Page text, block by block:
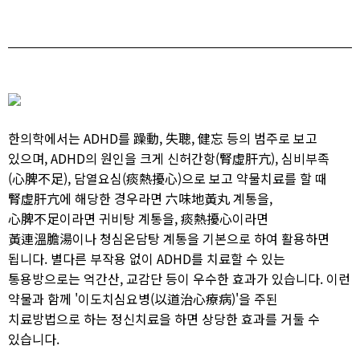
한의학에서는 ADHD를 躁動, 失聰, 健忘 등의 범주로 보고
있으며, ADHD의 원인을 크게 신허간항(腎虛肝亢), 심비부족
(心脾不足), 담열요심(痰熱擾心)으로 보고 약물치료를 할 때
腎虛肝亢에 해당한 경우라면 六味地黃丸 계통을,
心脾不足이라면 귀비탕 계통을, 痰熱擾心이라면
黃連溫膽湯이나 청심온담탕 계통을 기본으로 하여 활용하면
됩니다. 별다른 부작용 없이 ADHD를 치료할 수 있는
통용방으로는 억간산, 교감단 등이 우수한 효과가 있습니다. 이런
약물과 함께 '이도치심요병(以道治心療病)'을 주된
치료방법으로 하는 정신치료을 하면 상당한 효과를 거둘 수
있습니다.